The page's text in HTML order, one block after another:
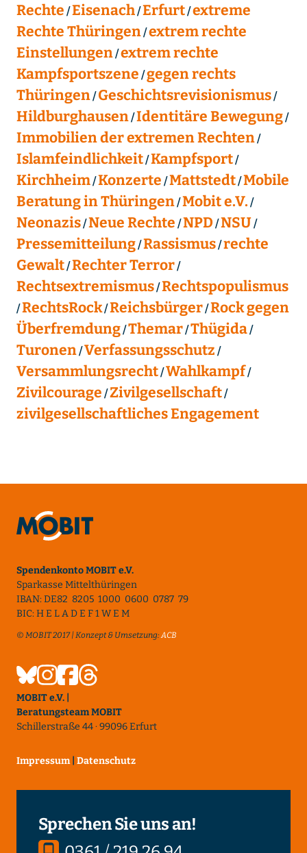
Rechte Eisenach Erfurt extreme
Rechte Thüringen extrem rechte
Einstellungen extrem rechte
Kampfsportszene gegen rechts
Thüringen Geschichtsrevisionismus
Hildburghausen Identitäre Bewegung
Immobilien der extremen Rechten
Islamfeindlichkeit Kampfsport
Kirchheim Konzerte Mattstedt Mobile
Beratung in Thüringen Mobit e.V.
Neonazis Neue Rechte NPD NSU
Pressemitteilung Rassismus rechte
Gewalt Rechter Terror
Rechtsextremismus Rechtspopulismus
RechtsRock Reichsbürger Rock gegen
Überfremdung Themar Thügida
Turonen Verfassungsschutz
Versammlungsrecht Wahlkampf
Zivilcourage Zivilgesellschaft
zivilgesellschaftliches Engagement
Spendenkonto MOBIT e.V.
Sparkasse Mittelthüringen
IBAN: DE82 8205 1000 0600 0787 79
BIC: H E L A D E F 1 W E M
© MOBIT 2017 | Konzept & Umsetzung:ACB
MOBIT e.V. |
Beratungsteam MOBIT
Schillerstraße 44 · 99096 Erfurt
Impressum Datenschutz
Sprechen Sie uns an!